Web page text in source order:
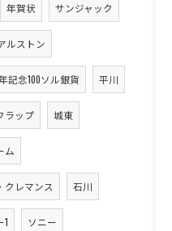
年賀状 サンジャック
ルストン
記念100ソル銀貨 平川
ラップ 城東
ム
クレマンス 石川
1 ソニー